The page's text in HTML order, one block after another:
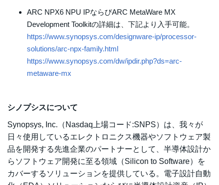
ARC NPX6 NPU IPならびARC MetaWare MX
Development Toolkitの詳細は、下記より入手可能。
https://www.synopsys.com/designware-ip/processor-
solutions/arc-npx-family.html
https://www.synopsys.com/dw/ipdir.php?ds=arc-
metaware-mx
シノプシスについて
Synopsys, Inc.（Nasdaq上場コード:SNPS）は、我々が
日々使用しているエレクトロニクス機器やソフトウェア製
品を開発する先進企業のパートナーとして、半導体設計か
らソフトウェア開発に至る領域（Silicon to Software）を
カバーするソリューションを提供している。電子設計自動